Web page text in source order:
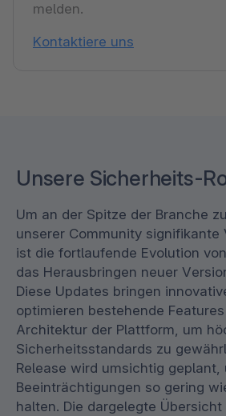
melden.
Kontaktiere uns
Unsere Sicherheits-
Um an der Spitze der Branche
unserer Community signifikante
ist die fortlaufende Evolution
das Herausbringen neuer
Diese Updates bringen
optimieren bestehende
Architektur der Plattform, um
Sicherheitsstandards zu
Release wird umsichtig geplant,
Beeinträchtigungen so gering
halten. Die dargelegte Übersicht